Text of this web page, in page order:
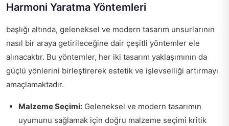
Harmoni Yaratma Yöntemleri
başlığı altında, geleneksel ve modern tasarım unsurlarının
nasıl bir araya getirileceğine dair çeşitli yöntemler ele
alınacaktır. Bu yöntemler, her iki tasarım yaklaşımının da
güçlü yönlerini birleştirerek estetik ve işlevselliği artırmayı
amaçlamaktadır.
Malzeme Seçimi: Geleneksel ve modern tasarımın
uyumunu sağlamak için doğru malzeme seçimi kritik